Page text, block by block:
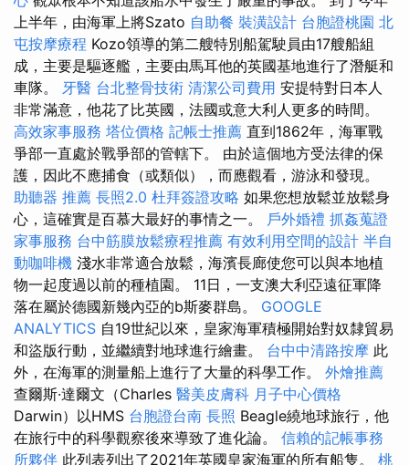
上半年，由海軍上將Szato 自助餐 裝潢設計 台胞證桃園 北
屯按摩療程 Kozo領導的第二艘特別船駕駛員由17艘船組
成，主要是驅逐艦，主要由馬耳他的英國基地進行了潛艇和
車隊。 牙醫 台北整骨技術 清潔公司費用 安提特對日本人
非常滿意，他花了比英國，法國或意大利人更多的時間。
高效家事服務 塔位價格 記帳士推薦 直到1862年，海軍戰
爭部一直處於戰爭部的管轄下。 由於這個地方受法律的保
護，因此不應捕食（或類似），而應觀看，游泳和發現。
助聽器 推薦 長照2.0 杜拜簽證攻略 如果您想放鬆並放鬆身
心，這確實是百慕大最好的事情之一。 戶外婚禮 抓姦蒐證
家事服務 台中筋膜放鬆療程推薦 有效利用空間的設計 半自
動咖啡機 淺水非常適合放鬆，海濱長廊使您可以與本地植
物一起度過以前的種植園。 11日，一支澳大利亞遠征軍降
落在屬於德國新幾內亞的b斯麥群島。 GOOGLE
ANALYTICS 自19世紀以來，皇家海軍積極開始對奴隸貿易
和盜版行動，並繼續對地球進行繪畫。 台中中清路按摩 此
外，在海軍的測量船上進行了大量的科學工作。 外燴推薦
查爾斯·達爾文（Charles 醫美皮膚科 月子中心價格
Darwin）以HMS 台胞證台南 長照 Beagle繞地球旅行，他
在旅行中的科學觀察後來導致了進化論。 信賴的記帳事務
所夥伴 此列表列出了2021年英國皇家海軍的所有船隻。 桃